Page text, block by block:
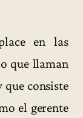
en las
que llaman
que consiste
el gerente